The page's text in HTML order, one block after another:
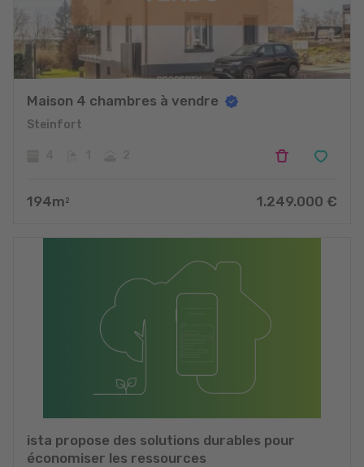
Maison 4 chambres à vendre
Steinfort
194m 2 1.249.000 €
ista propose des solutions durables pour
économiser les ressources